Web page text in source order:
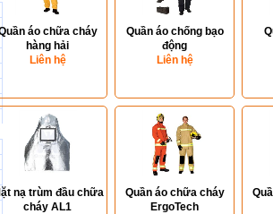
áo chữa cháy
hàng hải
Liên hệ
Quần áo chống bạo
động
Liên hệ
nạ trùm đầu chữa
cháy AL1
Quần áo chữa cháy
ErgoTech